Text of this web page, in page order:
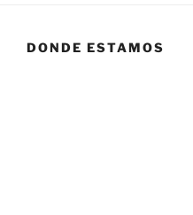
DONDE ESTAMOS